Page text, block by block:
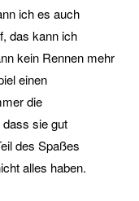
ich es auch
das kann ich
kein Rennen mehr
einen
die
sie gut
des Spaßes
alles haben.